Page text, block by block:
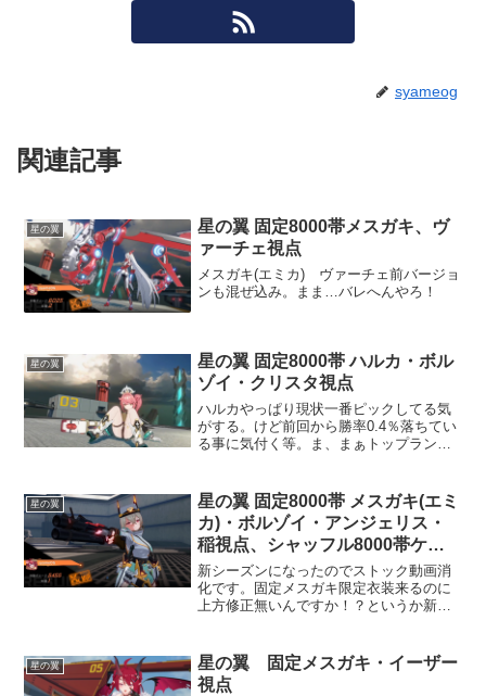
syameog
関連記事
星の翼
星の翼 固定8000帯メスガキ、ヴ
ァーチェ視点
メスガキ(エミカ) ヴァーチェ前バージョ
ンも混ぜ込み。まま…バレへんやろ！
星の翼
星の翼 固定8000帯 ハルカ・ボル
ゾイ・クリスタ視点
ハルカやっぱり現状一番ピックしてる気
がする。けど前回から勝率0.4％落ちてい
る事に気付く等。ま、まぁトップランカ
思い出がある人は一生ボルゾイを空けて
くれないのでひたすら...
星の翼
星の翼 固定8000帯 メスガキ(エミ
カ)・ボルゾイ・アンジェリス・
稲視点、シャッフル8000帯ケル
ビム・ボルゾイ・メスガキ・ラン
スロット視点
新シーズンになったのでストック動画消
化です。固定メスガキ限定衣装来るのに
上方修正無いんですか！？というか新シ
ら限定衣装出るタイミングぐらいに合わ
せて上方修正してくれるに...
星の翼
星の翼 固定メスガキ・イーザー
視点